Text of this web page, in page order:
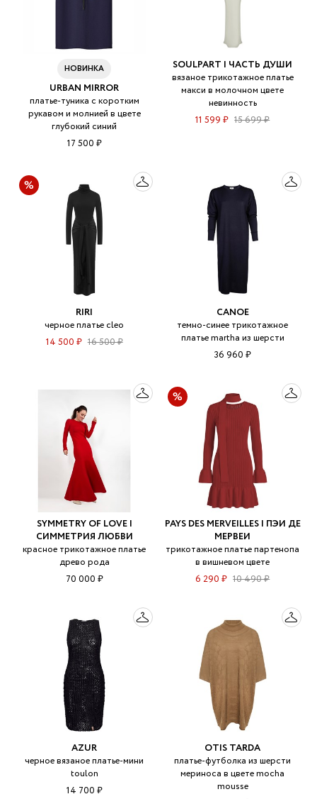
НОВИНКА
URBAN MIRROR
платье-туника с коротким
рукавом и молнией в цвете
глубокий синий
17 500 ₽
SOULPART | ЧАСТЬ ДУШИ
вязаное трикотажное платье
макси в молочном цвете
невинность
11 599 ₽ 15 699 ₽
RIRI
черное платье cleo
14 500 ₽ 16 500 ₽
CANOE
темно-синее трикотажное
платье martha из шерсти
36 960 ₽
SYMMETRY OF LOVE |
СИММЕТРИЯ ЛЮБВИ
красное трикотажное платье
древо рода
70 000 ₽
PAYS DES MERVEILLES | ПЭИ ДЕ
МЕРВЕИ
трикотажное платье партенопа
в вишневом цвете
6 290 ₽ 10 490 ₽
AZUR
черное вязаное платье-мини
toulon
14 700 ₽
OTIS TARDA
платье-футболка из шерсти
мериноса в цвете mocha
mousse